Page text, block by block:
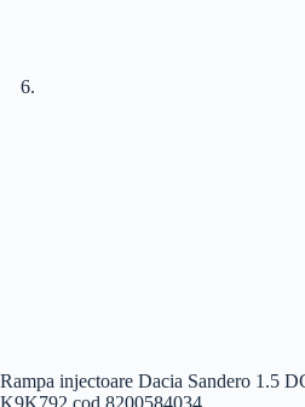
Rampa injectoare Dacia Sandero 1.5
K9K792 cod 8200584034